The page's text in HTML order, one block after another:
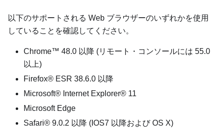
以下のサポートされる Web ブラウザーのいずれかを使用
していることを確認してください。
Chrome™ 48.0 以降 (リモート・コンソールには 55.0
以上)
Firefox® ESR 38.6.0 以降
Microsoft® Internet Explorer® 11
Microsoft Edge
Safari® 9.0.2 以降 (IOS7 以降および OS X)